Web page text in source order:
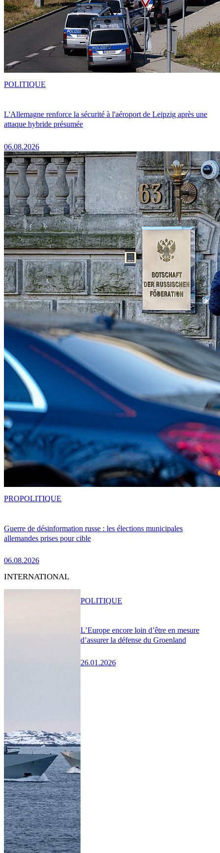
L'Allemagne renforce la sécurité à l'aéroport de Leipzig après une
attaque hybride présumée
06.08.2026
POLITIQUE
Guerre de désinformation russe : les élections municipales
allemandes prises pour cible
06.08.2026
PROPOLITIQUE
INTERNATIONAL
L’Europe encore loin d’être en mesure
d’assurer la défense du Groenland
26.01.2026
POLITIQUE